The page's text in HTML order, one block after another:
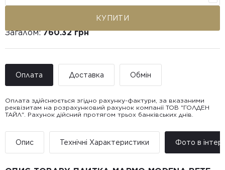
КУПИТИ
Загалом:760.32 грн
Оплата Доставка Обмін
Оплата здійснюється згідно рахунку-фактури, за вказаними
реквізитам на розрахунковий рахунок компанії ТОВ "ГОЛДЕН
ТАЙЛ". Рахунок дійсний протягом трьох банківських днів.
товару.
силами Продавця чи залученого ним перевізника/кур’єра.
Опис Технічні Характеристики Фото в